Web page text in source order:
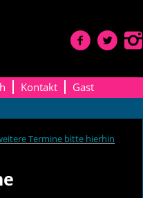
Kontakt
Gast
Termine bitte hierhin